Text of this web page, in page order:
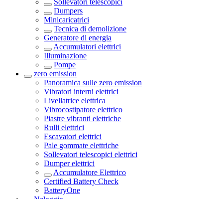
Sollevatori telescopici
Dumpers
Minicaricatrici
Tecnica di demolizione
Generatore di energia
Accumulatori elettrici
Illuminazione
Pompe
zero emission
Panoramica sulle zero emission
Vibratori interni elettrici
Livellatrice elettrica
Vibrocostipatore elettrico
Piastre vibranti elettriche
Rulli elettrici
Escavatori elettrici
Pale gommate elettriche
Sollevatori telescopici elettrici
Dumper elettrici
Accumulatore Elettrico
Certified Battery Check
BatteryOne